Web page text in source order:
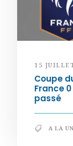
15
Coupe
France
passé
A LA